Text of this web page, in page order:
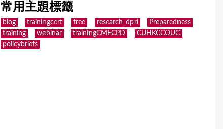
常用主題標籤
blog trainingcert free research_dpri
Preparedness
training
webinar trainingCMECPD
CUHKCCOUC
policybriefs